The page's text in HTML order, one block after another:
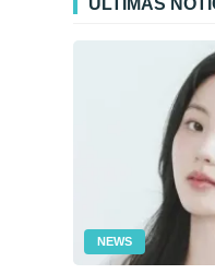
ÚLTIMAS
NEWS